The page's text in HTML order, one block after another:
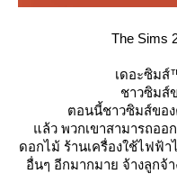
The Sims
เดอะซิมส์
ชาวซิมส์
ตอนนี้ชาวซิมส์ของ
ล้ว พวกเขาสามารถออ
ดอกไม้ ร้านเครื่องใช้ไฟฟ้า
อื่นๆ อีกมากมาย จ้างลูกจ้